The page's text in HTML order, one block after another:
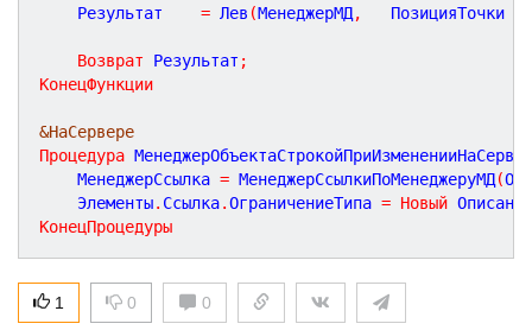
    Результат
= Лев (МенеджерМД,
   ПозицияТочки
Возврат Результат ;
КонецФункции
&НаСервере
Процедура
    МенеджерСсылка
= МенеджерСсылкиПоМенеджеруМД(
    Элементы
. Ссылка.ОграничениеТипа = Новый
КонецПроцедуры
1 0 0